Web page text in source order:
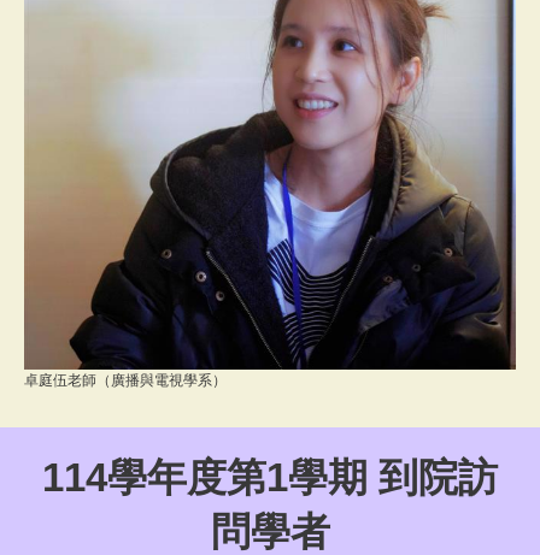
卓庭伍老師（廣播與電視學系）
114學年度第1學期 到院訪
問學者